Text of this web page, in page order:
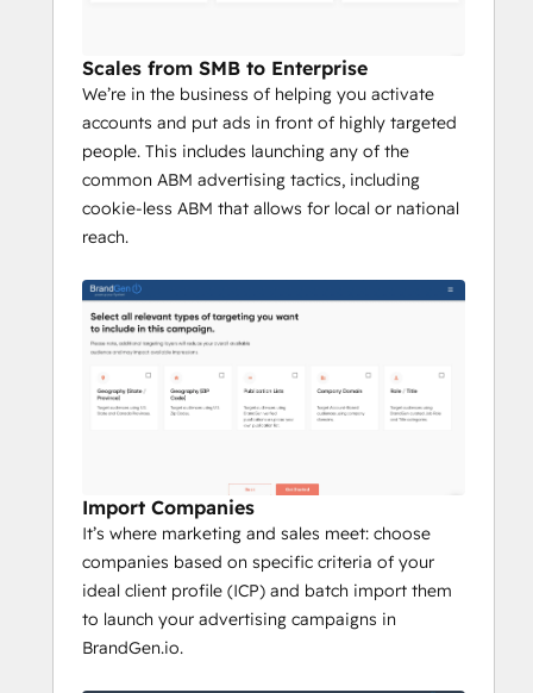
Scales from SMB to Enterprise
We’re in the business of helping you activate
accounts and put ads in front of highly targeted
people. This includes launching any of the
common ABM advertising tactics, including
cookie-less ABM that allows for local or national
reach.
Import Companies
It’s where marketing and sales meet: choose
companies based on specific criteria of your
ideal client profile (ICP) and batch import them
to launch your advertising campaigns in
BrandGen.io.